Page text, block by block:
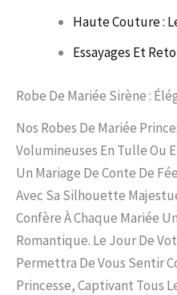
Haute Couture :
Essayages Et
Robe De Mariée Sirène :
Nos Robes De Mariée
Volumineuses En Tulle Ou
Un Mariage De Conte De
Avec Sa Silhouette
Confère À Chaque Mariée
Romantique. Le Jour De
Permettra De Vous Sentir
Princesse, Captivant Tous